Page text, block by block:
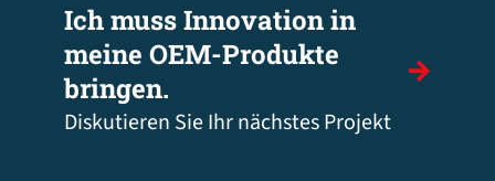
Ich muss Innovation in
meine OEM-Produkte
bringen.
Diskutieren Sie Ihr nächstes Projekt